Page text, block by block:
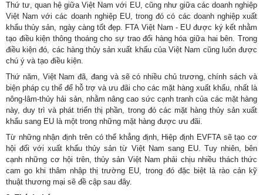
Thứ tư, quan hệ giữa Việt Nam với EU, cũng như giữa các doanh nghiệp
Việt Nam với các doanh nghiệp EU, trong đó có các doanh nghiệp xuất
khẩu thủy sản, ngày càng tốt đẹp. FTA Việt Nam - EU được ký kết nhằm
tạo điều kiện thông thoáng cho sự trao đổi hàng hóa giữa hai bên. Trong
điều kiện đó, các hàng thủy sản xuất khẩu của Việt Nam cũng luôn được
chú ý và tạo điều kiện.
Thứ năm, Việt Nam đã, đang và sẽ có nhiều chủ trương, chính sách và
biện pháp cụ thể để hỗ trợ và ưu đãi cho các mặt hàng xuất khẩu, nhất là
nông-lâm-thủy hải sản, nhằm nâng cao sức cạnh tranh của các mặt hàng
này, duy trì và phát triển thị phần, trong đó các mặt hàng thủy sản xuất
khẩu sang EU là một trong những mặt hàng được ưu đãi.
Từ những nhận định trên có thể khẳng định, Hiệp định EVFTA sẽ tạo cơ
hội đối với xuất khẩu thủy sản từ Việt Nam sang EU. Tuy nhiên, bên
cạnh những cơ hội trên, thủy sản Việt Nam phải chịu nhiều thách thức
cam go khi thâm nhập thị trường EU, trong đó đặc biệt là rào cản kỹ
thuật thương mại sẽ đề cập sau đây.